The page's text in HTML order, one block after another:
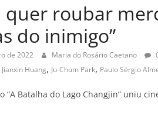
quer roubar
do inimigo”
de 2022 Maria do Rosário Caetano
Jianxin Huang, Ju-Chum Park, Paulo Sérgio
“A Batalha do Lago Changjin” uniu